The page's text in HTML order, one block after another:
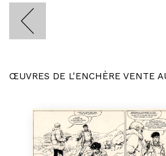
ŒUVRES DE L'ENCHÈRE VENTE